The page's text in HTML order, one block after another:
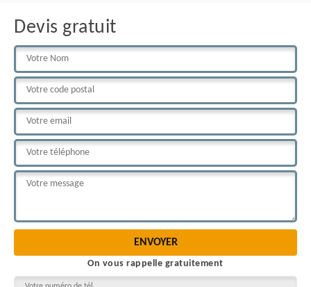
Devis gratuit
On vous rappelle gratuitement